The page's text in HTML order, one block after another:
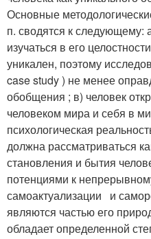
Основные
п. сводятся к следующему:
изучаться в его
уникален, поэтому
case study ) не менее
обобщения ; в) человек
человеком мира и себя в
психологическая
должна рассматриваться
становления и бытия
потенциями к
самоактуализации и
являются частью его
обладает определенной